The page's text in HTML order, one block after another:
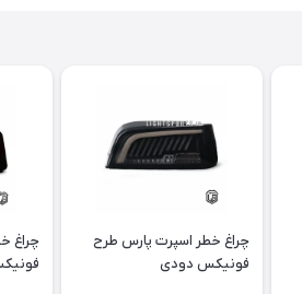
چراغ خطر اسپرت پارس طرح
فونیکس دودی
چراغ